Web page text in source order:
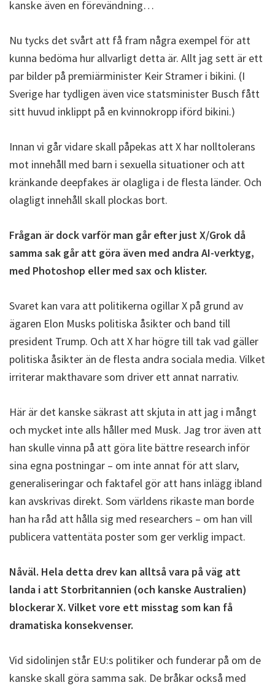
kanske även en förevändning…
Nu tycks det svårt att få fram några exempel för att
kunna bedöma hur allvarligt detta är. Allt jag sett är ett
par bilder på premiärminister Keir Stramer i bikini. (I
Sverige har tydligen även vice statsminister Busch fått
sitt huvud inklippt på en kvinnokropp iförd bikini.)
Innan vi går vidare skall påpekas att X har nolltolerans
mot innehåll med barn i sexuella situationer och att
kränkande deepfakes är olagliga i de flesta länder. Och
olagligt innehåll skall plockas bort.
Frågan är dock varför man går efter just X/Grok då
samma sak går att göra även med andra AI-verktyg,
med Photoshop eller med sax och klister.
Svaret kan vara att politikerna ogillar X på grund av
ägaren Elon Musks politiska åsikter och band till
president Trump. Och att X har högre till tak vad gäller
politiska åsikter än de flesta andra sociala media. Vilket
irriterar makthavare som driver ett annat narrativ.
Här är det kanske säkrast att skjuta in att jag i mångt
och mycket inte alls håller med Musk. Jag tror även att
han skulle vinna på att göra lite bättre research inför
sina egna postningar – om inte annat för att slarv,
generaliseringar och faktafel gör att hans inlägg ibland
kan avskrivas direkt. Som världens rikaste man borde
han ha råd att hålla sig med researchers – om han vill
publicera vattentäta poster som ger verklig impact.
Nåväl. Hela detta drev kan alltså vara på väg att
landa i att Storbritannien (och kanske Australien)
blockerar X. Vilket vore ett misstag som kan få
dramatiska konsekvenser.
Vid sidolinjen står EU:s politiker och funderar på om de
kanske skall göra samma sak. De bråkar också med